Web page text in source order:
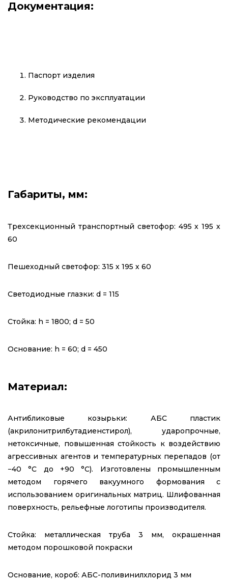
Документация:
Паспорт изделия
Руководство по эксплуатации
Методические рекомендации
Габариты, мм:
Трехсекционный транспортный светофор: 495 х 195 х
60
Пешеходный светофор: 315 х 195 х 60
Светодиодные глазки: d = 115
Стойка: h = 1800; d = 50
Основание: h = 60; d = 450
Материал:
Антибликовые козырьки: АБС пластик
(акрилонитрилбутадиенстирол), ударопрочные,
нетоксичные, повышенная стойкость к воздействию
агрессивных агентов и температурных перепадов (от
−40 °C до +90 °C). Изготовлены промышленным
методом горячего вакуумного формования с
использованием оригинальных матриц. Шлифованная
поверхность, рельефные логотипы производителя.
Стойка: металлическая труба 3 мм, окрашенная
методом порошковой покраски
Основание, короб: АБС-поливинилхлорид 3 мм